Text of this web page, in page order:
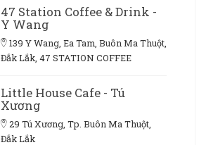
47 Station Coffee & Drink -
Y Wang
139 Y Wang, Ea Tam, Buôn Ma Thuột,
Đắk Lắk, 47 STATION COFFEE
Little House Cafe - Tú
Xương
29 Tú Xương, Tp. Buôn Ma Thuột,
Đắk Lắk